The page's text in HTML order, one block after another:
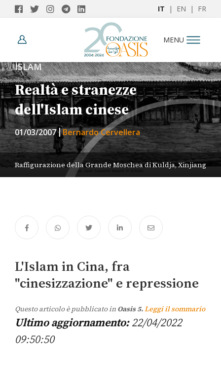
IT | EN | FR
MENU
ISLAM
Realtà e stranezze
dell'Islam cinese
01/03/2007 Bernardo Cervellera
Raffigurazione della Grande Moschea di Kuldja, Xinjiang
L'Islam in Cina, fra
"cinesizzazione" e repressione
Questo articolo è pubblicato in Oasis 5.Leggi il sommario
Ultimo aggiornamento:22/04/2022
09:50:50